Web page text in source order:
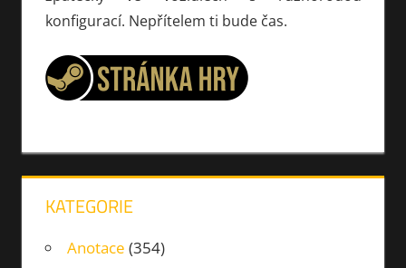
konfigurací. Nepřítelem ti bude čas.
KATEGORIE
Anotace (354)